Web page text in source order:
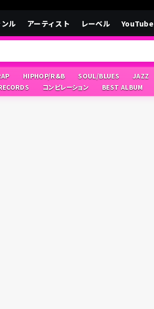
ル アーティスト レーベル YouTube
HIPHOP/R&B SOUL/BLUES JAZZ
コンピレーション BEST ALBUM